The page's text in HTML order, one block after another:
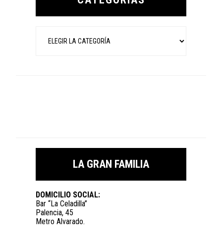
LA GRAN FAMILIA
DOMICILIO SOCIAL:
Bar “La Celadilla”
Palencia, 45
Metro Alvarado.